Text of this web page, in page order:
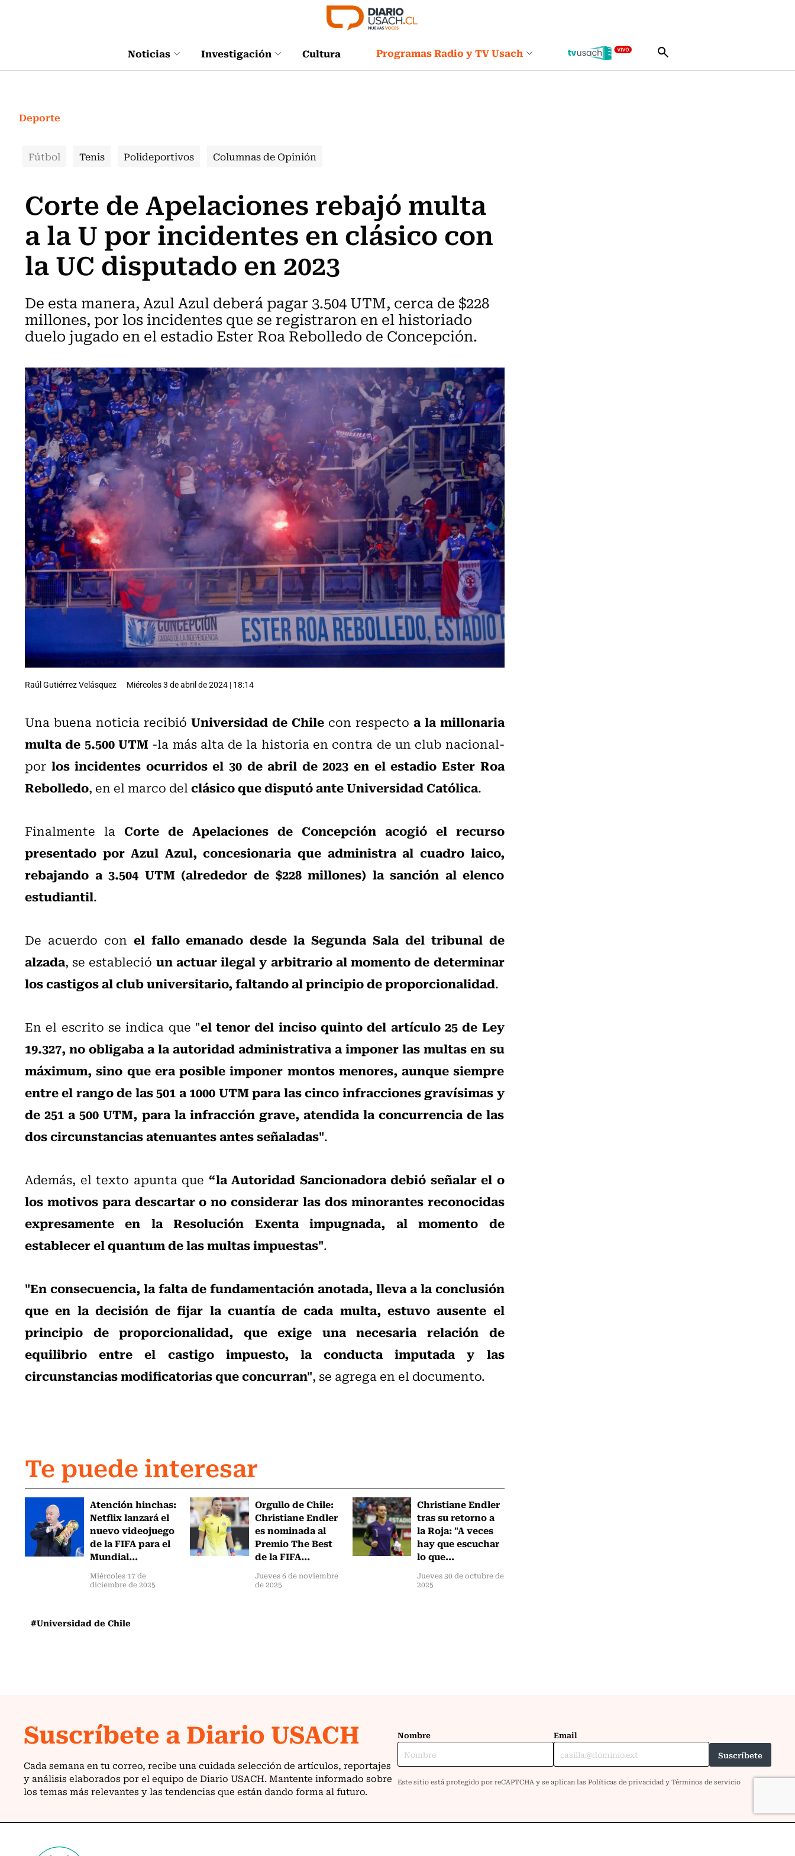
Noticias Investigación Cultura Programas Radio y TV Usach
Deporte
Fútbol Tenis Polideportivos Columnas de Opinión
Corte de Apelaciones rebajó multa
a la U por incidentes en clásico con
la UC disputado en 2023
De esta manera, Azul Azul deberá pagar 3.504 UTM, cerca de $228
millones, por los incidentes que se registraron en el historiado
duelo jugado en el estadio Ester Roa Rebolledo de Concepción.
Raúl Gutiérrez Velásquez Miércoles 3 de abril de 2024 | 18:14
Una buena noticia recibió Universidad de Chilecon respecto a la millonaria
multa de 5.500 UTM-la más alta de la historia en contra de un club nacional-
por los incidentes ocurridos el 30 de abril de 2023 en el estadio Ester Roa
Rebolledo, en el marco delclásico que disputó ante Universidad Católica.
Finalmente la Corte de Apelaciones de Concepción acogió el recurso
presentado por Azul Azul, concesionaria que administra al cuadro laico,
rebajando a 3.504 UTM (alrededor de $228 millones) la sanción al elenco
estudiantil.
De acuerdo con el fallo emanado desde la Segunda Sala del tribunal de
alzada, se estableció un actuar ilegal y arbitrario al momento de determinar
los castigos al club universitario, faltando al principio de proporcionalidad.
En el escrito se indica que "el tenor del inciso quinto del artículo 25 de Ley
19.327, no obligaba a la autoridad administrativa a imponer las multas en su
máximum, sino que era posible imponer montos menores, aunque siempre
entre el rango de las 501 a 1000 UTM para las cinco infracciones gravísimas y
de 251 a 500 UTM, para la infracción grave, atendida la concurrencia de las
dos circunstancias atenuantes antes señaladas".
Además, el texto apunta que “la Autoridad Sancionadora debió señalar el o
los motivos para descartar o no considerar las dos minorantes reconocidas
expresamente en la Resolución Exenta impugnada, al momento de
establecer el quantum de las multas impuestas".
"En consecuencia, la falta de fundamentación anotada, lleva a la conclusión
que en la decisión de fijar la cuantía de cada multa, estuvo ausente el
principio de proporcionalidad, que exige una necesaria relación de
equilibrio entre el castigo impuesto, la conducta imputada y las
circunstancias modificatorias que concurran", se agrega en el documento.
Te puede interesar
Atención hinchas:
Netflix lanzará el
nuevo videojuego
de la FIFA para el
Mundial...
Miércoles 17 de
diciembre de 2025
Orgullo de Chile:
Christiane Endler
es nominada al
Premio The Best
de la FIFA...
Jueves 6 de noviembre
de 2025
Christiane Endler
tras su retorno a
la Roja: "A veces
hay que escuchar
lo que...
Jueves 30 de octubre de
2025
#Universidad de Chile